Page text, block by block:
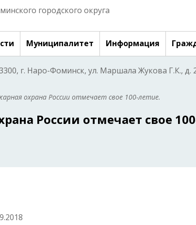
городского округа
Муниципалитет Информация
г. Наро-Фоминск, ул. Маршала Жукова Г.К., д.
охрана России отмечает свое 100-летие.
России отмечает свое